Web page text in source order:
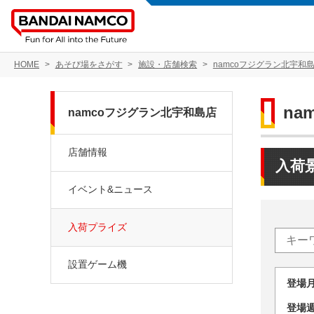
HOME あそび場をさがす 施設・店舗検索 namcoフジグラン北宇和
入荷
登
登
namcoフジグラン北宇和島店
店舗情報
イベント&ニュース
入荷プライズ
設置ゲーム機